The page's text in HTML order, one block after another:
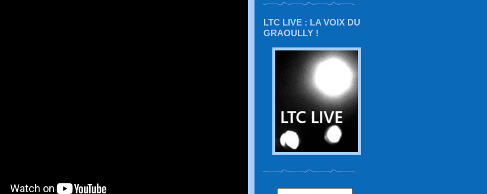
LTC LIVE : LA VOIX DU
GRAOULLY !